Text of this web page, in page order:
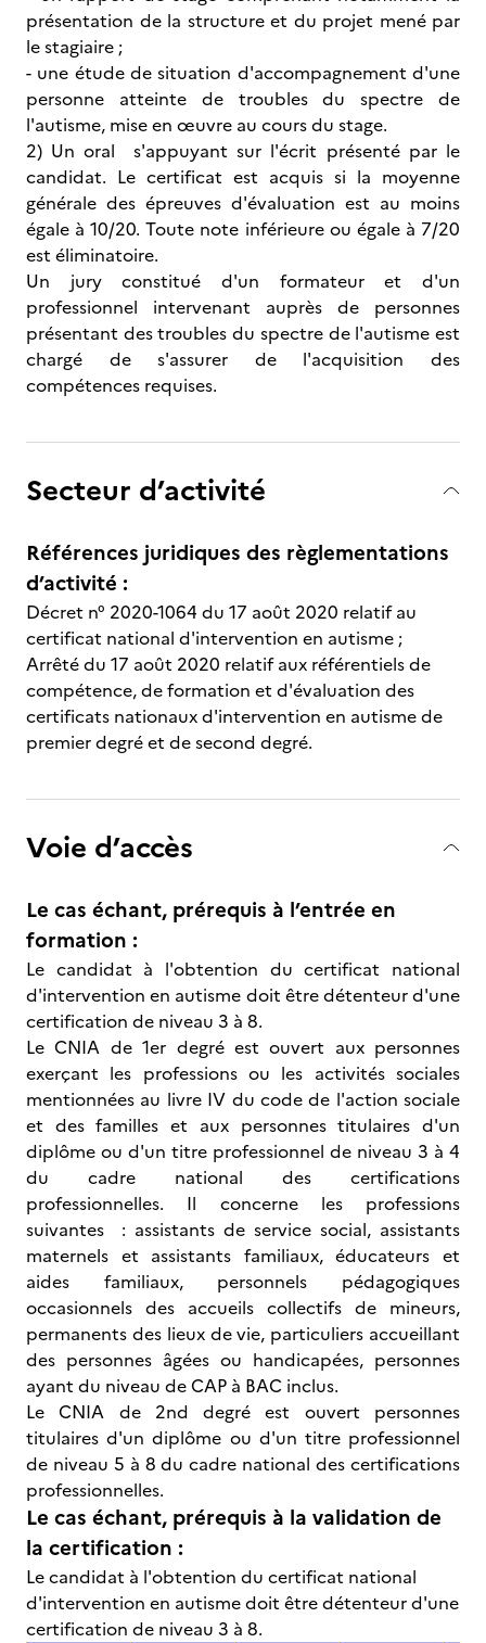
présentation de la structure et du projet mené par
le stagiaire ;
- une étude de situation d'accompagnement d'une
personne atteinte de troubles du spectre de
l'autisme, mise en œuvre au cours du stage.
2) Un oral s'appuyant sur l'écrit présenté par le
candidat. Le certificat est acquis si la moyenne
générale des épreuves d'évaluation est au moins
égale à 10/20. Toute note inférieure ou égale à 7/20
est éliminatoire.
Un jury constitué d'un formateur et d'un
professionnel intervenant auprès de personnes
présentant des troubles du spectre de l'autisme est
chargé de s'assurer de l'acquisition des
compétences requises.
Secteur d’activité
Références juridiques des règlementations
d’activité :
Décret n° 2020-1064 du 17 août 2020 relatif au
certificat national d'intervention en autisme ;
Arrêté du 17 août 2020 relatif aux référentiels de
compétence, de formation et d'évaluation des
certificats nationaux d'intervention en autisme de
premier degré et de second degré.
Voie d’accès
Le cas échant, prérequis à l’entrée en
formation :
Le candidat à l'obtention du certificat national
d'intervention en autisme doit être détenteur d'une
certification de niveau 3 à 8.
Le CNIA de 1er degré est ouvert aux personnes
exerçant les professions ou les activités sociales
mentionnées au livre IV du code de l'action sociale
et des familles et aux personnes titulaires d'un
diplôme ou d'un titre professionnel de niveau 3 à 4
du cadre national des certifications
professionnelles. Il concerne les professions
suivantes : assistants de service social, assistants
maternels et assistants familiaux, éducateurs et
aides familiaux, personnels pédagogiques
occasionnels des accueils collectifs de mineurs,
permanents des lieux de vie, particuliers accueillant
des personnes âgées ou handicapées, personnes
ayant du niveau de CAP à BAC inclus.
Le CNIA de 2nd degré est ouvert personnes
titulaires d'un diplôme ou d'un titre professionnel
de niveau 5 à 8 du cadre national des certifications
professionnelles.
Le cas échant, prérequis à la validation de
la certification :
Le candidat à l'obtention du certificat national
d'intervention en autisme doit être détenteur d'une
certification de niveau 3 à 8.